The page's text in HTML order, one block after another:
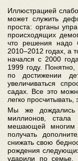
Иллюстрацией
может служить
проста: органы
происходящих
что решения надо
2010–2012 годах, а
начался с 2000
1999 году.
по достижении
увеличиваться
садах. Все это
легко
Мы же дождались
миллионов, стала
мешающей многим
получать
снижать свою
рождения
ударили по семье.